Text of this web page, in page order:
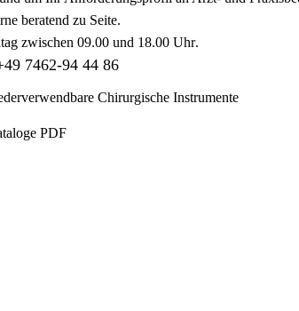
beratend zu Seite.
zwischen 09.00 und 18.00 Uhr.
7462-94 44 86
Chirurgische Instrumente
PDF